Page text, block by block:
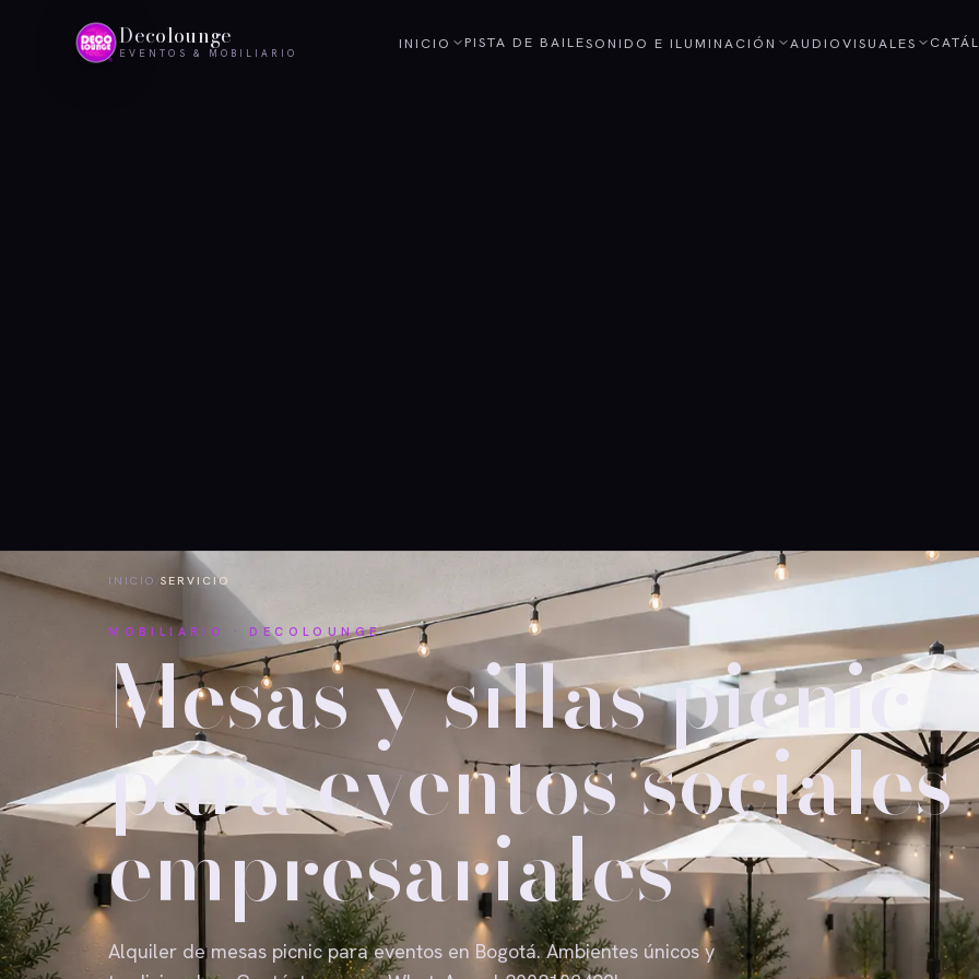
Decolounge
EVENTOS & MOBILIARIO
INICIO PISTA DE BAILESONIDO E ILUMINACIÓN AUDIOVISUALES
INICIO /SERVICIO
MOBILIARIO · DECOLOUNGE
Mesas y sillas picnic
para eventos
empresariales
Alquiler de mesas picnic para eventos en Bogotá. Ambientes únicos y